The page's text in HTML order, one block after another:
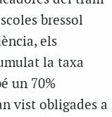
bressol
els
la taxa
un 70%
vist obligades a